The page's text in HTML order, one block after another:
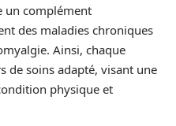
un complément
des maladies chroniques
Ainsi, chaque
de soins adapté, visant une
physique et